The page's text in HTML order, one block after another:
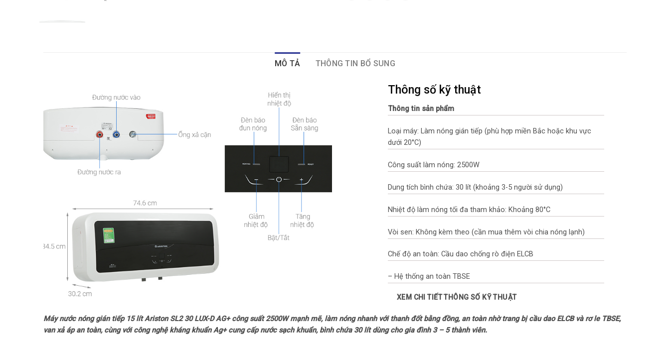
MÔ TẢ THÔNG TIN BỔ SUNG
Thông số kỹ thuật
Thông tin sản phẩm
Loại máy: Làm nóng gián tiếp (phù hợp miền Bắc hoặc khu vực
dưới 20°C)
Công suất làm nóng: 2500W
Dung tích bình chứa: 30 lít (khoảng 3-5 người sử dụng)
Nhiệt độ làm nóng tối đa tham khảo: Khoảng 80°C
Vòi sen: Không kèm theo (cần mua thêm vòi chia nóng lạnh)
Chế độ an toàn: Cầu dao chống rò điện ELCB
– Hệ thống an toàn TBSE
– Rơ le ngắt quá nhiệt
– Van xả áp an toàn
XEM CHI TIẾT THÔNG SỐ KỸ THUẬT
Máy nước nóng gián tiếp 15 lít Ariston SL2 30 LUX-D AG+ công suất 2500W mạnh mẽ, làm nóng nhanh với thanh đốt bằng đồng, an toàn nhờ trang bị cầu dao ELCB và rơ le TBSE,
van xả áp an toàn, cùng với công nghệ kháng khuẩn Ag+ cung cấp nước sạch khuẩn, bình chứa 30 lít dùng cho gia đình 3 – 5 thành viên.